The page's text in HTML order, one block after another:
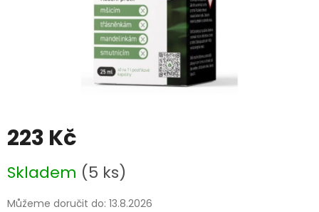
223 Kč
cena:
Skladem (5 ks)
Můžeme doručit do: 13.8.2026